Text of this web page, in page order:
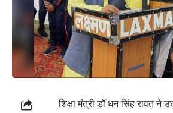
शिक्षा मंत्री डॉ धन सिंह रावत ने